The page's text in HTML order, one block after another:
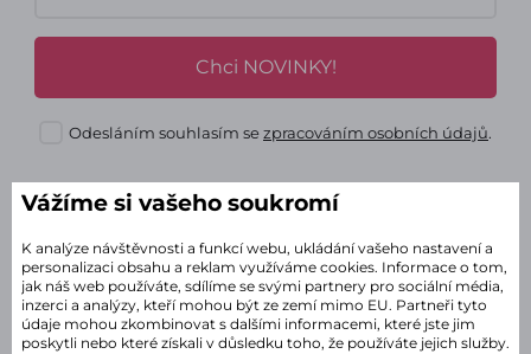
Chci NOVINKY!
Odesláním souhlasím sezpracováním osobních údajů.
Prozkoumejte naše sítě
Vážíme si vašeho soukromí
K analýze návštěvnosti a funkcí webu, ukládání vašeho nastavení a
personalizaci obsahu a reklam využíváme cookies. Informace o tom,
jak náš web používáte, sdílíme se svými partnery pro sociální média,
inzerci a analýzy, kteří mohou být ze zemí mimo EU. Partneři tyto
údaje mohou zkombinovat s dalšími informacemi, které jste jim
poskytli nebo které získali v důsledku toho, že používáte jejich služby.